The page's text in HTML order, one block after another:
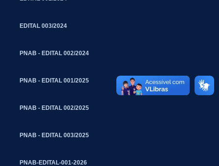
EDITAL 003/2024
PNAB - EDITAL 002/2024
PNAB - EDITAL 001/2025
PNAB - EDITAL 002/2025
PNAB - EDITAL 003/2025
PNAB-EDITAL-001-2026